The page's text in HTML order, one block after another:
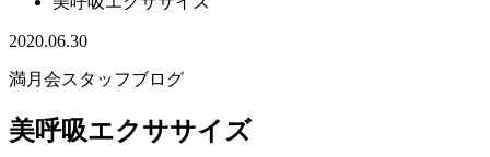
2020.06.30
満月会スタッフブログ
美呼吸エクササイズ